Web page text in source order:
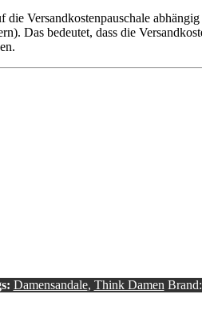
Versandkostenpauschale
Das bedeutet, dass die
Damensandale, Think Damen Brand: